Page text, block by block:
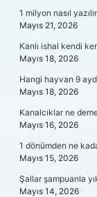
1 milyon nasıl
Mayıs 21, 2026
Kanlı ishal kendi
Mayıs 18, 2026
Hangi hayvan 9
Mayıs 18, 2026
Kanalcıklar ne
Mayıs 16, 2026
1 dönümden ne
Mayıs 15, 2026
Şallar şampuanla
Mayıs 14, 2026